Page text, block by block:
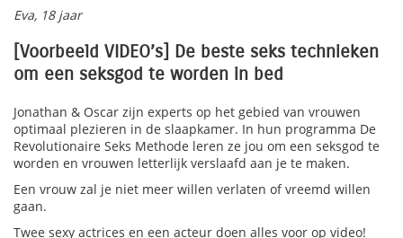
Eva, 18 jaar
[Voorbeeld VIDEO’s] De beste seks technieken
om een seksgod te worden in bed
Jonathan & Oscar zijn experts op het gebied van vrouwen
optimaal plezieren in de slaapkamer. In hun programma De
Revolutionaire Seks Methode leren ze jou om een seksgod te
worden en vrouwen letterlijk verslaafd aan je te maken.
Een vrouw zal je niet meer willen verlaten of vreemd willen
gaan.
Twee sexy actrices en een acteur doen alles voor op video!